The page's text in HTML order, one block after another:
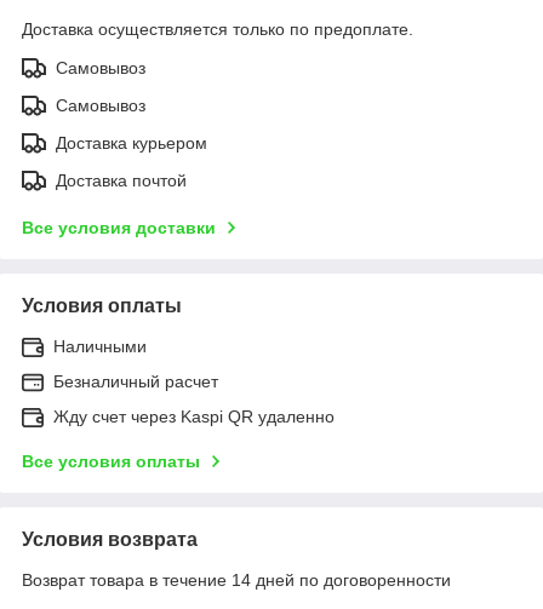
Доставка осуществляется только по предоплате.
Самовывоз
Самовывоз
Доставка курьером
Доставка почтой
Все условия доставки
Условия оплаты
Наличными
Безналичный расчет
Жду счет через Kaspi QR удаленно
Все условия оплаты
Условия возврата
Возврат товара в течение 14 дней по договоренности